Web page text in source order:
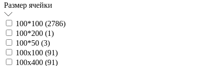
Размер ячейки
100*100 (2786)
100*200 (1)
100*50 (3)
100х100 (91)
100х400 (91)